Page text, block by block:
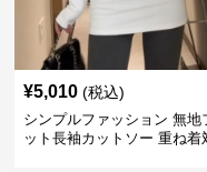
¥5,010 (税込)
シンプルファッション 無地
ット長袖カットソー 重ね着